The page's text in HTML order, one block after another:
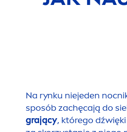
Na rynku niejeden
sposób zachęcają do
grający, którego